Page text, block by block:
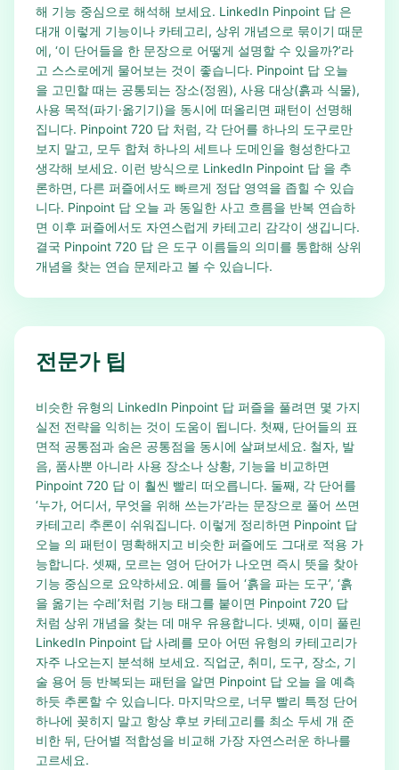
해 기능 중심으로 해석해 보세요. LinkedIn Pinpoint 답 은
대개 이렇게 기능이나 카테고리, 상위 개념으로 묶이기 때문
에, ‘이 단어들을 한 문장으로 어떻게 설명할 수 있을까?’라
고 스스로에게 물어보는 것이 좋습니다. Pinpoint 답 오늘
을 고민할 때는 공통되는 장소(정원), 사용 대상(흙과 식물),
사용 목적(파기·옮기기)을 동시에 떠올리면 패턴이 선명해
집니다. Pinpoint 720 답 처럼, 각 단어를 하나의 도구로만
보지 말고, 모두 합쳐 하나의 세트나 도메인을 형성한다고
생각해 보세요. 이런 방식으로 LinkedIn Pinpoint 답 을 추
론하면, 다른 퍼즐에서도 빠르게 정답 영역을 좁힐 수 있습
니다. Pinpoint 답 오늘 과 동일한 사고 흐름을 반복 연습하
면 이후 퍼즐에서도 자연스럽게 카테고리 감각이 생깁니다.
결국 Pinpoint 720 답 은 도구 이름들의 의미를 통합해 상위
개념을 찾는 연습 문제라고 볼 수 있습니다.
전문가 팁
비슷한 유형의 LinkedIn Pinpoint 답 퍼즐을 풀려면 몇 가지
실전 전략을 익히는 것이 도움이 됩니다. 첫째, 단어들의 표
면적 공통점과 숨은 공통점을 동시에 살펴보세요. 철자, 발
음, 품사뿐 아니라 사용 장소나 상황, 기능을 비교하면
Pinpoint 720 답 이 훨씬 빨리 떠오릅니다. 둘째, 각 단어를
‘누가, 어디서, 무엇을 위해 쓰는가’라는 문장으로 풀어 쓰면
카테고리 추론이 쉬워집니다. 이렇게 정리하면 Pinpoint 답
오늘 의 패턴이 명확해지고 비슷한 퍼즐에도 그대로 적용 가
능합니다. 셋째, 모르는 영어 단어가 나오면 즉시 뜻을 찾아
기능 중심으로 요약하세요. 예를 들어 ‘흙을 파는 도구’, ‘흙
을 옮기는 수레’처럼 기능 태그를 붙이면 Pinpoint 720 답
처럼 상위 개념을 찾는 데 매우 유용합니다. 넷째, 이미 풀린
LinkedIn Pinpoint 답 사례를 모아 어떤 유형의 카테고리가
자주 나오는지 분석해 보세요. 직업군, 취미, 도구, 장소, 기
술 용어 등 반복되는 패턴을 알면 Pinpoint 답 오늘 을 예측
하듯 추론할 수 있습니다. 마지막으로, 너무 빨리 특정 단어
하나에 꽂히지 말고 항상 후보 카테고리를 최소 두세 개 준
비한 뒤, 단어별 적합성을 비교해 가장 자연스러운 하나를
고르세요.